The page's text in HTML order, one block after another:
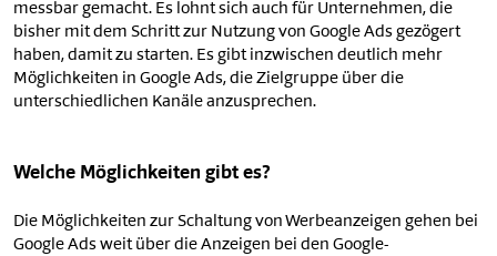
messbar gemacht. Es lohnt sich auch für Unternehmen, die
bisher mit dem Schritt zur Nutzung von Google Ads gezögert
haben, damit zu starten. Es gibt inzwischen deutlich mehr
Möglichkeiten in Google Ads, die Zielgruppe über die
unterschiedlichen Kanäle anzusprechen.
Welche Möglichkeiten gibt es?
Die Möglichkeiten zur Schaltung von Werbeanzeigen gehen bei
Google Ads weit über die Anzeigen bei den Google-